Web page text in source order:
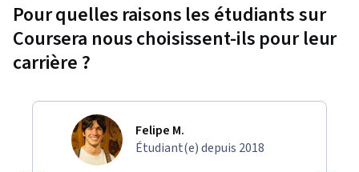
Pour quelles raisons les étudiants sur
Coursera nous choisissent-ils pour leur
carrière ?
Felipe M.
Étudiant(e) depuis 2018